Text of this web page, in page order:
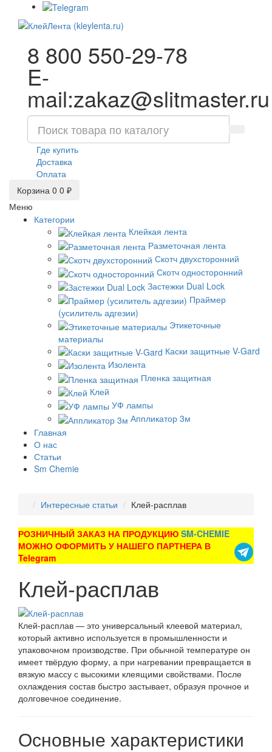
8 800 550-29-78
E-
mail:zakaz@slitmaster.ru
Где купить
Доставка
Оплата
Корзина 0 0 ₽
Меню
Категории
Клейкая лента
Разметочная лента
Скотч двухсторонний
Скотч односторонний
Застежки Dual Lock
Праймер
(усилитель адгезии)
Этикеточные
материалы
Каски защитные V-Gard
Изолента
Пленка защитная
Клей
УФ лампы
Аппликатор 3м
Главная
О нас
Статьи
Sm Chemie
Интересные статьи Клей-расплав
РОЗНИЧНЫЙ ЗАКАЗ НА ПРОДУКЦИЮ SM-CHEMIE
МОЖНО ОФОРМИТЬ У НАШЕГО ПАРТНЕРА В
Telegram
Клей-расплав
Клей-расплав — это универсальный клеевой материал,
который активно используется в промышленности и
упаковочном производстве. При обычной температуре он
имеет твёрдую форму, а при нагревании превращается в
вязкую массу с высокими клеящими свойствами. После
охлаждения состав быстро застывает, образуя прочное и
долговечное соединение.
Основные характеристики